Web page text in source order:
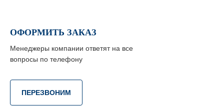
ОФОРМИТЬ ЗАКАЗ
Менеджеры компании ответят на все
вопросы по телефону
ПЕРЕЗВОНИМ